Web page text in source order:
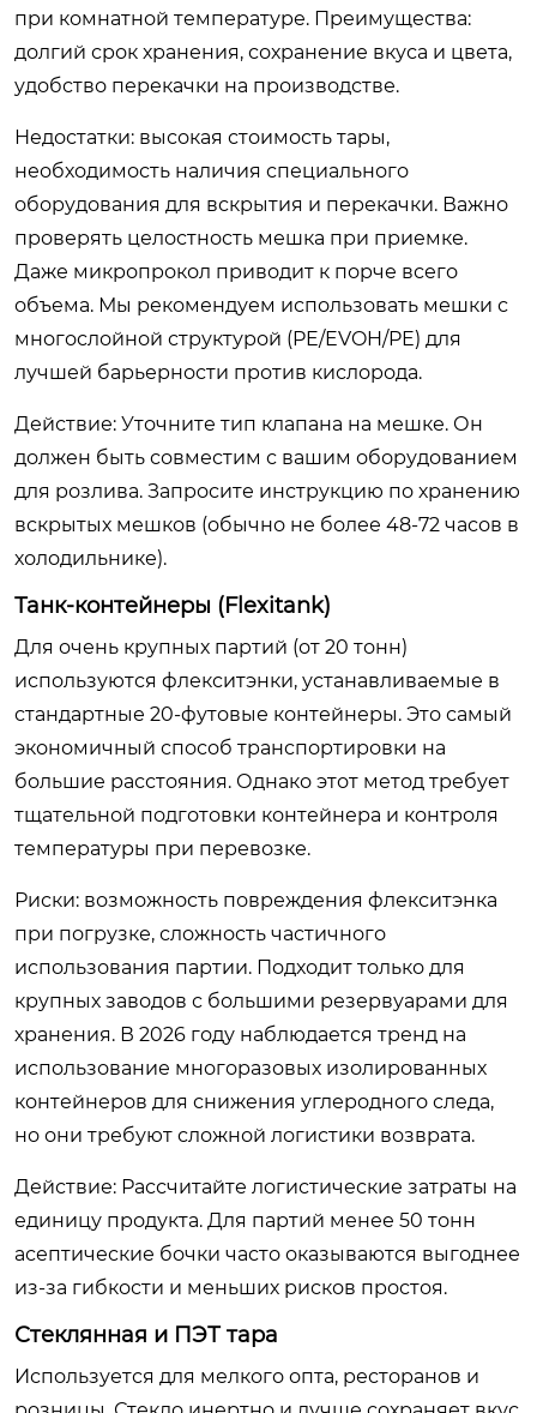
при комнатной температуре. Преимущества:
долгий срок хранения, сохранение вкуса и цвета,
удобство перекачки на производстве.
Недостатки: высокая стоимость тары,
необходимость наличия специального
оборудования для вскрытия и перекачки. Важно
проверять целостность мешка при приемке.
Даже микропрокол приводит к порче всего
объема. Мы рекомендуем использовать мешки с
многослойной структурой (PE/EVOH/PE) для
лучшей барьерности против кислорода.
Действие: Уточните тип клапана на мешке. Он
должен быть совместим с вашим оборудованием
для розлива. Запросите инструкцию по хранению
вскрытых мешков (обычно не более 48-72 часов в
холодильнике).
Танк-контейнеры (Flexitank)
Для очень крупных партий (от 20 тонн)
используются флекситэнки, устанавливаемые в
стандартные 20-футовые контейнеры. Это самый
экономичный способ транспортировки на
большие расстояния. Однако этот метод требует
тщательной подготовки контейнера и контроля
температуры при перевозке.
Риски: возможность повреждения флекситэнка
при погрузке, сложность частичного
использования партии. Подходит только для
крупных заводов с большими резервуарами для
хранения. В 2026 году наблюдается тренд на
использование многоразовых изолированных
контейнеров для снижения углеродного следа,
но они требуют сложной логистики возврата.
Действие: Рассчитайте логистические затраты на
единицу продукта. Для партий менее 50 тонн
асептические бочки часто оказываются выгоднее
из-за гибкости и меньших рисков простоя.
Стеклянная и ПЭТ тара
Используется для мелкого опта, ресторанов и